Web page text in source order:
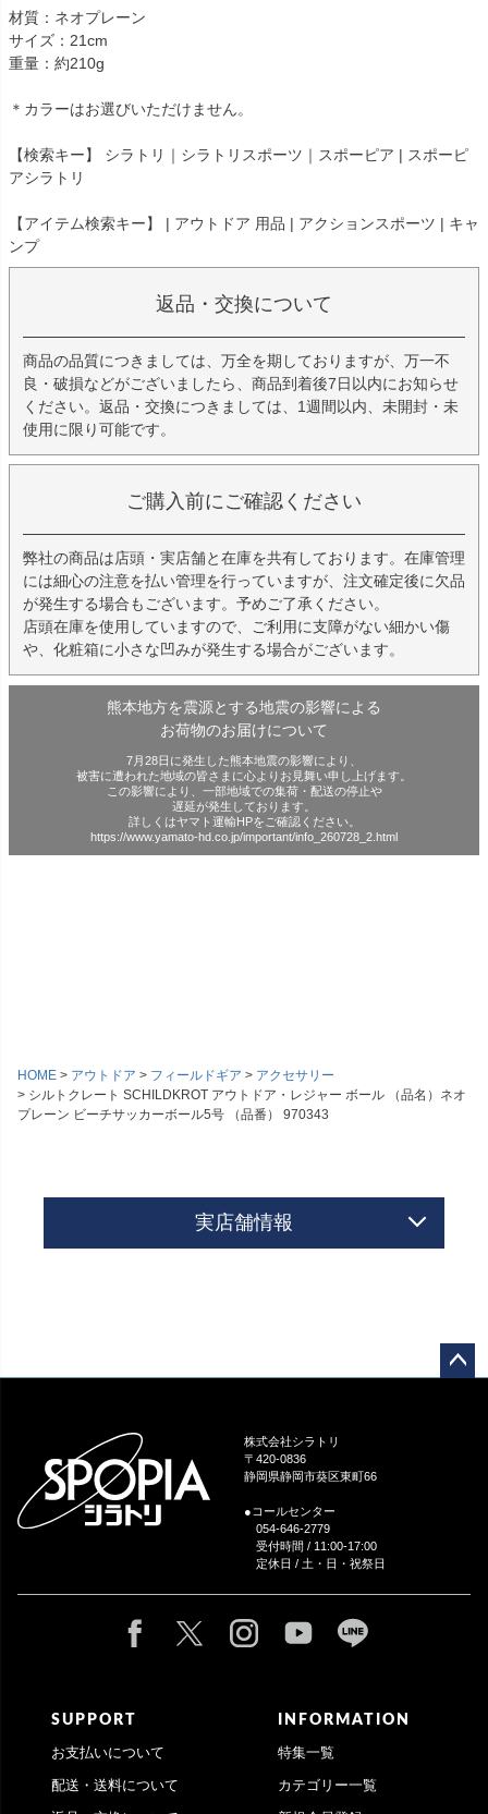
材質：ネオプレーン
サイズ：21cm
重量：約210g
＊カラーはお選びいただけません。
【検索キー】 シラトリ｜シラトリスポーツ｜スポーピア | スポーピ
アシラトリ
【アイテム検索キー】 | アウトドア 用品 | アクションスポーツ | キャ
ンプ
返品・交換について
商品の品質につきましては、万全を期しておりますが、万一不
良・破損などがございましたら、商品到着後7日以内にお知らせ
ください。返品・交換につきましては、1週間以内、未開封・未
使用に限り可能です。
ご購入前にご確認ください
弊社の商品は店頭・実店舗と在庫を共有しております。在庫管理
には細心の注意を払い管理を行っていますが、注文確定後に欠品
が発生する場合もございます。予めご了承ください。
店頭在庫を使用していますので、ご利用に支障がない細かい傷
や、化粧箱に小さな凹みが発生する場合がございます。
熊本地方を震源とする地震の影響による
お荷物のお届けについて
7月28日に発生した熊本地震の影響により、
被害に遭われた地域の皆さまに心よりお見舞い申し上げます。
この影響により、一部地域での集荷・配送の停止や
遅延が発生しております。
詳しくはヤマト運輸HPをご確認ください。
https://www.yamato-hd.co.jp/important/info_260728_2.html
HOME アウトドア フィールドギア
アクセサリー
シルトクレート SCHILDKROT アウトドア・レジャー ボール （品名）ネオ
プレーン ビーチサッカーボール5号 （品番） 970343
実店舗情報
株式会社シラトリ
〒420-0836
静岡県静岡市葵区東町66
●コールセンター
054-646-2779
受付時間 / 11:00-17:00
定休日 / 土・日・祝祭日
SUPPORT
お支払いについて
配送・送料について
INFORMATION
特集一覧
カテゴリー一覧